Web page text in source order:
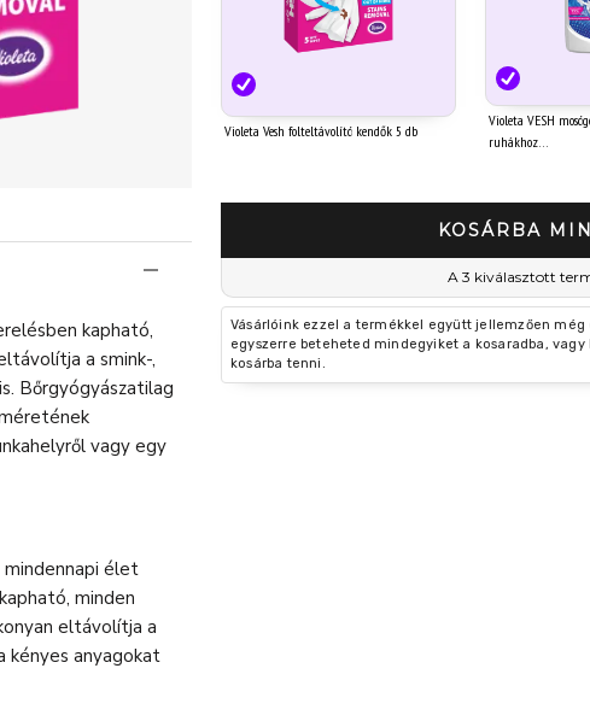
Violeta Vesh folteltávolító kendők 5 db
Violeta VESH
ruhákhoz
KOSÁRBA
A 3 kiválasztott
Vásárlóink ezzel a termékkel együtt jellemzően
egyszerre beteheted mindegyiket a kosaradba,
kosárba tenni.
kapható,
a smink-,
Bőrgyógyászatilag
vagy egy
élet
minden
eltávolítja a
kényes anyagokat